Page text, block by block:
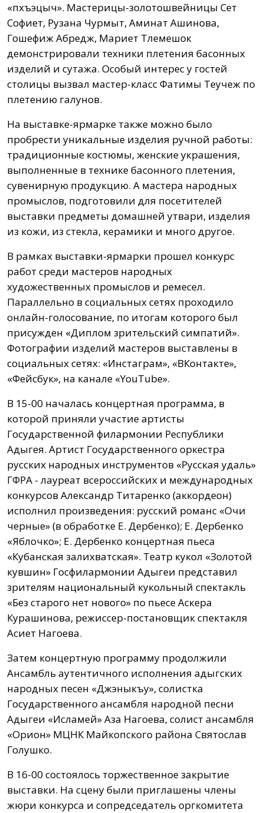
«пхъэцӀыч». Мастерицы-золотошвейницы Сет
Софиет, Рузана Чурмыт, Аминат Ашинова,
Гошефиж Абредж, Мариет Тлемешок
демонстрировали техники плетения басонных
изделий и сутажа. Особый интерес у гостей
столицы вызвал мастер-класс Фатимы Теучеж по
плетению галунов.
На выставке-ярмарке также можно было
пробрести уникальные изделия ручной работы:
традиционные костюмы, женские украшения,
выполненные в технике басонного плетения,
сувенирную продукцию. А мастера народных
промыслов, подготовили для посетителей
выставки предметы домашней утвари, изделия
из кожи, из стекла, керамики и много другое.
В рамках выставки-ярмарки прошел конкурс
работ среди мастеров народных
художественных промыслов и ремесел.
Параллельно в социальных сетях проходило
онлайн-голосование, по итогам которого был
присужден «Диплом зрительский симпатий».
Фотографии изделий мастеров выставлены в
социальных сетях: «Инстаграм», «ВКонтакте»,
«Фейсбук», на канале «YouTube».
В 15-00 началась концертная программа, в
которой приняли участие артисты
Государственной филармонии Республики
Адыгея. Артист Государственного оркестра
русских народных инструментов «Русская удаль»
ГФРА - лауреат всероссийских и международных
конкурсов Александр Титаренко (аккордеон)
исполнил произведения: русский романс «Очи
черные» (в обработке Е. Дербенко); Е. Дербенко
«Яблочко»; Е. Дербенко концертная пьеса
«Кубанская залихватская». Театр кукол «Золотой
кувшин» Госфилармонии Адыгеи представил
зрителям национальный кукольный спектакль
«Без старого нет нового» по пьесе Аскера
Курашинова, режиссер-постановщик спектакля
Асиет Нагоева.
Затем концертную программу продолжили
Ансамбль аутентичного исполнения адыгских
народных песен «Джэныкъу», солистка
Государственного ансамбля народной песни
Адыгеи «Исламей» Аза Нагоева, солист ансамбля
«Орион» МЦНК Майкопского района Святослав
Голушко.
В 16-00 состоялось торжественное закрытие
выставки. На сцену были приглашены члены
жюри конкурса и сопредседатель оргкомитета